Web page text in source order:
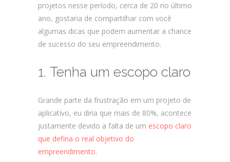
projetos nesse período, cerca de 20 no último
ano, gostaria de compartilhar com você
algumas dicas que podem aumentar a chance
de sucesso do seu empreendimento.
1. Tenha um escopo claro
Grande parte da frustração em um projeto de
aplicativo, eu diria que mais de 80%, acontece
justamente devido a falta de um escopo claro
que defina o real objetivo do
empreendimento.